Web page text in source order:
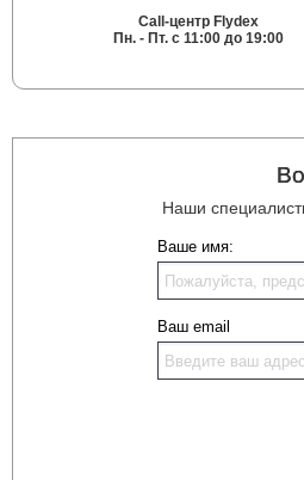
Call-центр Flydex
Пн. - Пт. с 11:00 до 19:00
Наши
Ваше имя:
Ваш email